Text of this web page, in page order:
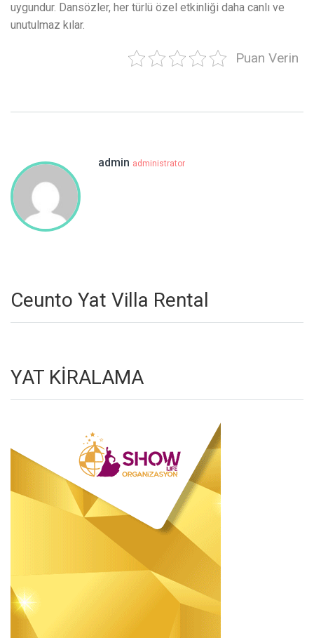
uygundur. Dansözler, her türlü özel etkinliği daha canlı ve
unutulmaz kılar.
Puan Verin
admin administrator
Ceunto Yat Villa Rental
YAT KİRALAMA